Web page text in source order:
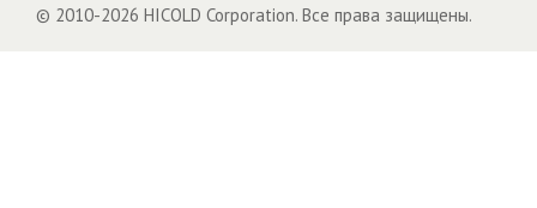
© 2010-2026 HICOLD Corporation. Все права защищены.